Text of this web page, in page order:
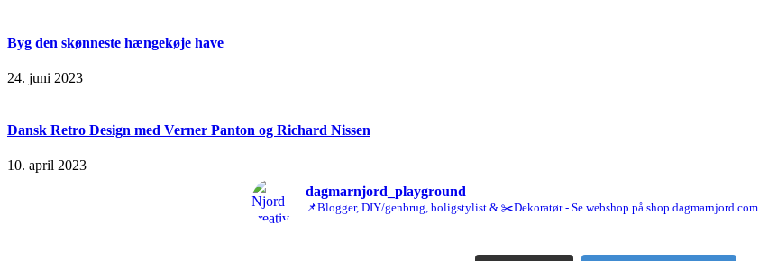
Byg den skønneste hængekøje have
24. juni 2023
Dansk Retro Design med Verner Panton og Richard Nissen
10. april 2023
dagmarnjord_playground
📌Blogger, DIY/genbrug, boligstylist & ✂️Dekoratør - Se webshop på shop.dagmarnjord.com